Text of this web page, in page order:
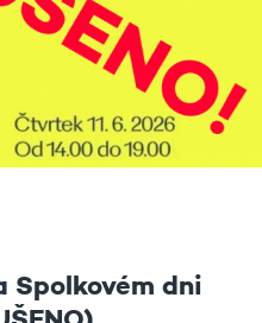
Spolkovém dni